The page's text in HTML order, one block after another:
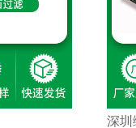
深